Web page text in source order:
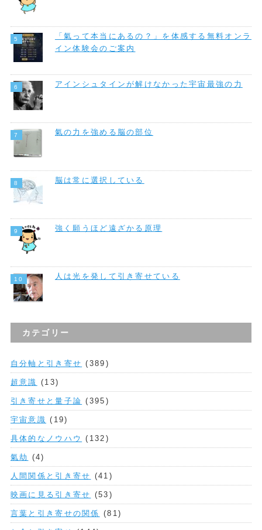
「氣って本当にあるの？」を体感する無料オンラ
イン体験会のご案内
アインシュタインが解けなかった宇宙最強の力
氣の力を強める脳の部位
脳は常に選択している
強く願うほど遠ざかる原理
人は光を発して引き寄せている
カテゴリー
自分軸と引き寄せ (389)
超意識 (13)
引き寄せと量子論 (395)
宇宙意識 (19)
具体的なノウハウ (132)
氣劫 (4)
人間関係と引き寄せ (41)
映画に見る引き寄せ (53)
言葉と引き寄せの関係 (81)